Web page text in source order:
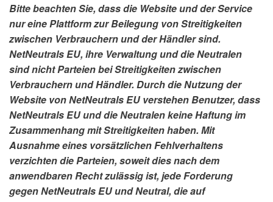
Bitte beachten Sie, dass die Website und der Service
nur eine Plattform zur Beilegung von Streitigkeiten
zwischen Verbrauchern und der Händler sind.
NetNeutrals EU, ihre Verwaltung und die Neutralen
sind nicht Parteien bei Streitigkeiten zwischen
Verbrauchern und Händler. Durch die Nutzung der
Website von NetNeutrals EU verstehen Benutzer, dass
NetNeutrals EU und die Neutralen keine Haftung im
Zusammenhang mit Streitigkeiten haben. Mit
Ausnahme eines vorsätzlichen Fehlverhaltens
verzichten die Parteien, soweit dies nach dem
anwendbaren Recht zulässig ist, jede Forderung
gegen NetNeutrals EU und Neutral, die auf